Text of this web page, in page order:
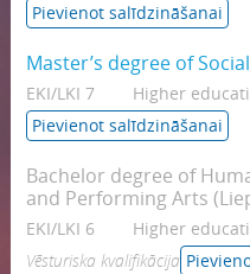
Pievienot salīdzināšanai
Master’s degree of
EKI/LKI 7 Higher
Pievienot salīdzināšanai
Bachelor degree of
and Performing Arts
EKI/LKI 6 Higher
Vēsturiska kvalifikācija